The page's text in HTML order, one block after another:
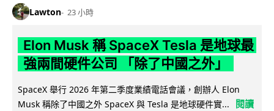
Lawton 23 小時
Elon Musk 稱 SpaceX Tesla 是地球最
強兩間硬件公司 「除了中國之外」
SpaceX 舉行 2026 年第二季度業績電話會議，創辦人 Elon
Musk 稱除了中國之外 SpaceX 與 Tesla 是地球硬件實...
閱讀